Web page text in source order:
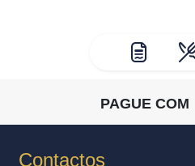
PAGUE COM
Contactos